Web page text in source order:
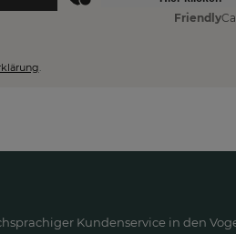
Friendly
Kundenservice in den